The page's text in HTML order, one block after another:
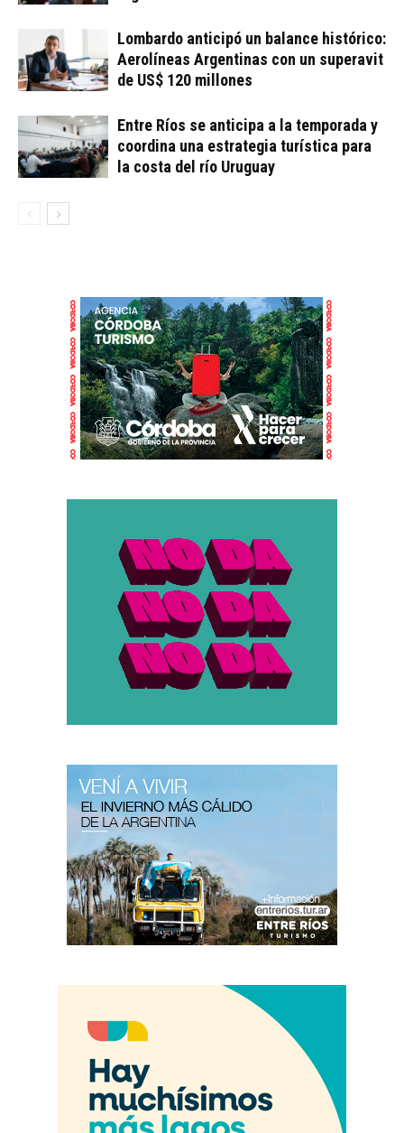
Lombardo anticipó un balance histórico:
Aerolíneas Argentinas con un superavit
de US$ 120 millones
Entre Ríos se anticipa a la temporada y
coordina una estrategia turística para
la costa del río Uruguay